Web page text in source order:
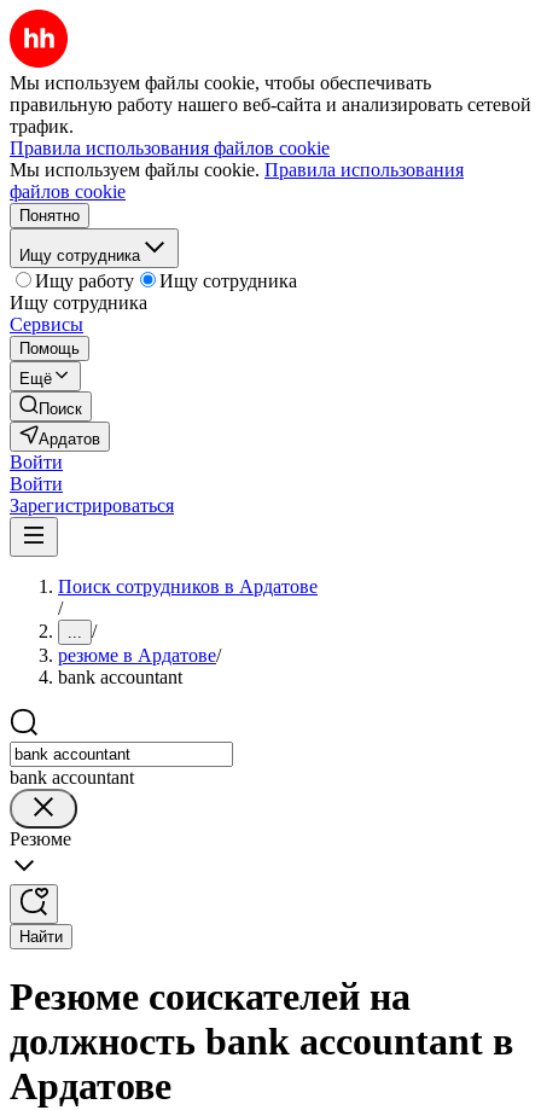
Мы используем файлы cookie, чтобы обеспечивать
правильную работу нашего веб-сайта и анализировать сетевой
трафик.
Правила использования файлов cookie
Мы используем файлы cookie. Правила использования
файлов cookie
Понятно
Ищу сотрудника
Ищу работу
Ищу сотрудника
Ищу сотрудника
Сервисы
Помощь
Ещё
Поиск
Ардатов
Войти
Войти
Зарегистрироваться
Поиск сотрудников в Ардатове
/
... /
резюме в Ардатове/
bank accountant
bank accountant
Резюме
Найти
Резюме соискателей на
должность bank accountant в
Ардатове